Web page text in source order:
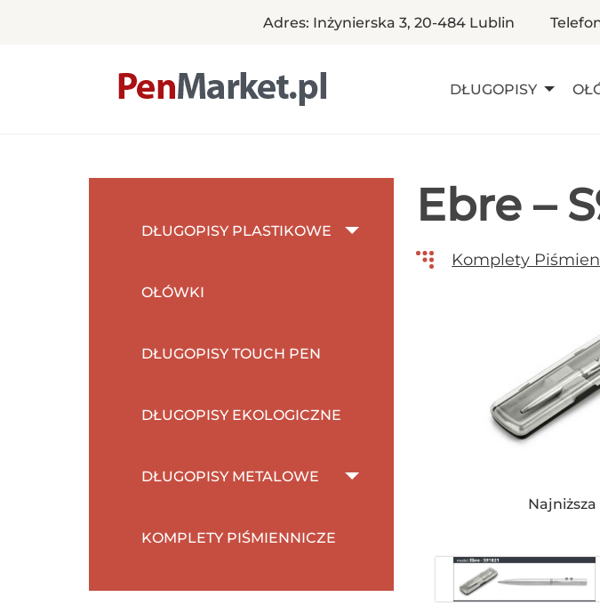
Adres: Inżynierska 3, 20-484 Lublin
DŁUGOPISY
DŁUGOPISY PLASTIKOWE
OŁÓWKI
DŁUGOPISY TOUCH PEN
DŁUGOPISY EKOLOGICZNE
DŁUGOPISY METALOWE
KOMPLETY PIŚMIENNICZE
Ebre –
Komplety